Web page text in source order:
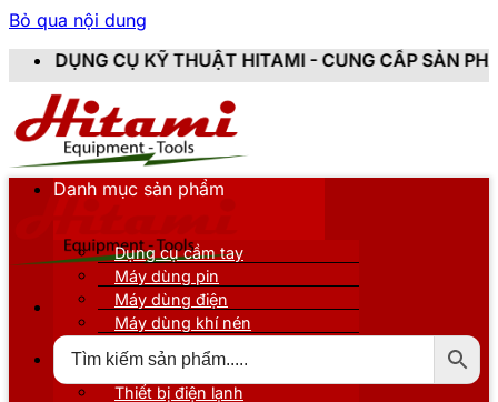
Bỏ qua nội dung
KỸ THUẬT HITAMI - CUNG CẤP SẢN PHẨM CHÍNH
Danh mục sản phẩm
Dụng cụ cầm tay
Máy dùng pin
Máy dùng điện
Máy dùng khí nén
Thiết bị nâng đỡ
Thiết bị điện lạnh